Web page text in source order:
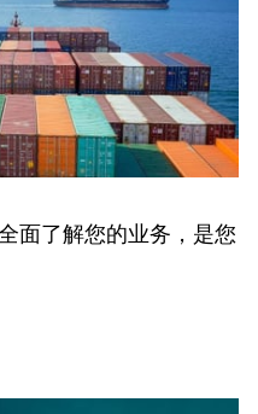
面了解您的业务，是您